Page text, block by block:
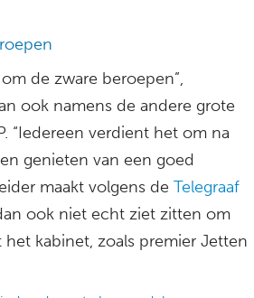
de zware beroepen”,
ook namens de andere grote
“Iedereen verdient het om na
genieten van een goed
maakt volgens de Telegraaf
ook niet echt ziet zitten om
kabinet, zoals premier Jetten